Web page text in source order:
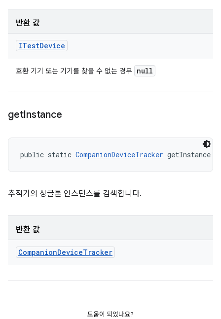
반환 값
ITestDevice
호환 기기 또는 기기를 찾을 수 없는 경우 null
getInstance
public static CompanionDeviceTracker getInstance
추적기의 싱글톤 인스턴스를 검색합니다.
반환 값
CompanionDeviceTracker
도움이 되었나요?